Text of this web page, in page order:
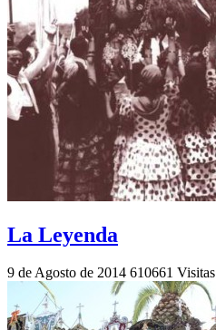
La Leyenda
9 de Agosto de 2014 610661 Visitas